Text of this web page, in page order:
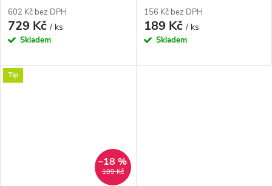
602 Kč bez DPH
729 Kč/ ks
Skladem
156 Kč bez DPH
189 Kč/ ks
Skladem
Tip
109 Kč
–18 %